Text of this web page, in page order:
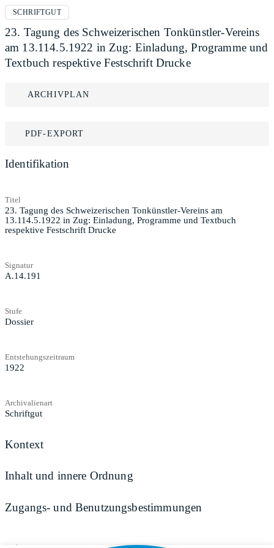
SCHRIFTGUT
23. Tagung des Schweizerischen Tonkünstler-Vereins
am 13.114.5.1922 in Zug: Einladung, Programme und
Textbuch respektive Festschrift Drucke
ARCHIVPLAN
PDF-EXPORT
Identifikation
Titel
23. Tagung des Schweizerischen Tonkünstler-Vereins am
13.114.5.1922 in Zug: Einladung, Programme und Textbuch
respektive Festschrift Drucke
Signatur
A.14.191
Stufe
Dossier
Entstehungszeitraum
1922
Archivalienart
Schriftgut
Kontext
Inhalt und innere Ordnung
Zugangs- und Benutzungsbestimmungen